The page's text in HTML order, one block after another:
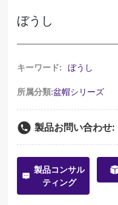
ぼうし
キーワード: ぼうし
所属分類:盆帽シリーズ
製品お問い合わせ:
製品コンサル
ティング